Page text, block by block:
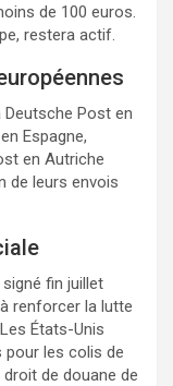
de 100 euros.
restera actif.
Deutsche Post en
Espagne,
en Autriche
de leurs envois
fin juillet
renforcer la lutte
États-Unis
pour les colis de
de douane de